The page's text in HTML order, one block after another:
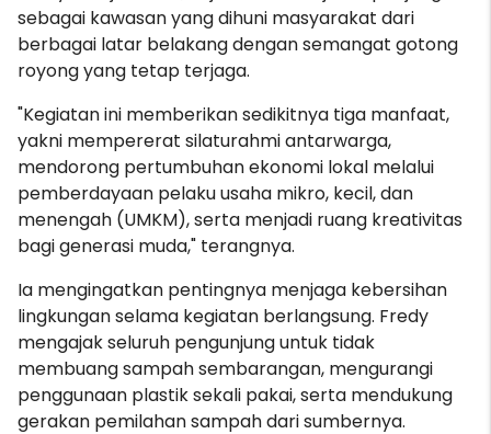
sebagai kawasan yang dihuni masyarakat dari
berbagai latar belakang dengan semangat gotong
royong yang tetap terjaga.
"Kegiatan ini memberikan sedikitnya tiga manfaat,
yakni mempererat silaturahmi antarwarga,
mendorong pertumbuhan ekonomi lokal melalui
pemberdayaan pelaku usaha mikro, kecil, dan
menengah (UMKM), serta menjadi ruang kreativitas
bagi generasi muda," terangnya.
Ia mengingatkan pentingnya menjaga kebersihan
lingkungan selama kegiatan berlangsung. Fredy
mengajak seluruh pengunjung untuk tidak
membuang sampah sembarangan, mengurangi
penggunaan plastik sekali pakai, serta mendukung
gerakan pemilahan sampah dari sumbernya.